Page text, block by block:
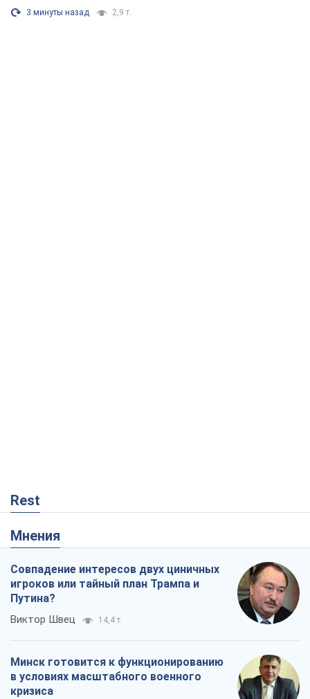
3 минуты назад 2,9 т.
Rest
Мнения
Совпадение интересов двух циничных
игроков или тайный план Трампа и
Путина?
Виктор Швец 14,4 т.
Минск готовится к функционированию
в условиях масштабного военного
кризиса